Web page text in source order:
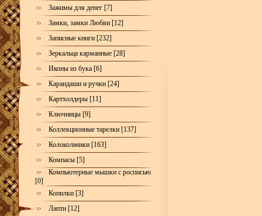
Зажимы для денег [7]
Замки, замки Любви [12]
Записные книги [232]
Зеркальца карманные [28]
Иконы из бука [6]
Карандаши и ручки [24]
Картхолдеры [11]
Ключницы [9]
Коллекционные тарелки [137]
Колокольчики [163]
Компасы [5]
Компьютерные мышки с росписью
[0]
Копилки [3]
Лапти [12]